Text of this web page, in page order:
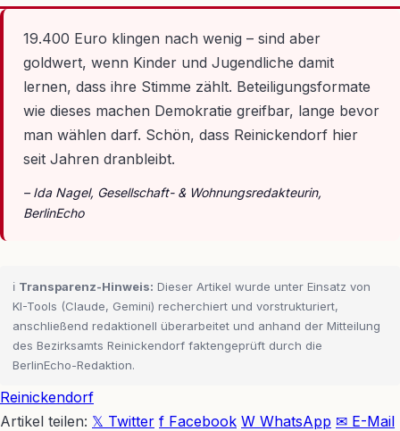
19.400 Euro klingen nach wenig – sind aber
goldwert, wenn Kinder und Jugendliche damit
lernen, dass ihre Stimme zählt. Beteiligungsformate
wie dieses machen Demokratie greifbar, lange bevor
man wählen darf. Schön, dass Reinickendorf hier
seit Jahren dranbleibt.
– Ida Nagel, Gesellschaft- & Wohnungsredakteurin,
BerlinEcho
ℹ️ Transparenz-Hinweis: Dieser Artikel wurde unter Einsatz von
KI-Tools (Claude, Gemini) recherchiert und vorstrukturiert,
anschließend redaktionell überarbeitet und anhand der Mitteilung
des Bezirksamts Reinickendorf faktengeprüft durch die
BerlinEcho-Redaktion.
Reinickendorf
Artikel teilen: 𝕏 Twitter f Facebook W WhatsApp ✉ E-Mail